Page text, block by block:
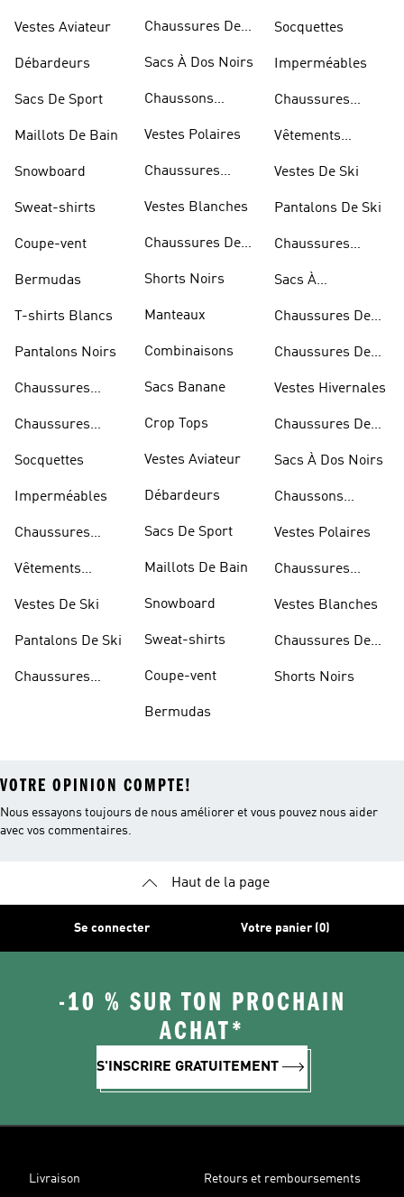
Vestes Aviateur
Débardeurs
Sacs De Sport
Maillots De Bain
Snowboard
Sweat-shirts
Coupe-vent
Bermudas
T-shirts Blancs
Pantalons Noirs
Chaussures
Chaussures
Socquettes
Imperméables
Chaussures
Vêtements
Vestes De Ski
Pantalons De Ski
Chaussures
Chaussures De
Sacs À Dos Noirs
Chaussons
Vestes Polaires
Chaussures
Vestes Blanches
Chaussures De
Shorts Noirs
Manteaux
Combinaisons
Sacs Banane
Crop Tops
Vestes Aviateur
Débardeurs
Sacs De Sport
Maillots De Bain
Snowboard
Sweat-shirts
Coupe-vent
Bermudas
Socquettes
Imperméables
Chaussures
Vêtements
Vestes De Ski
Pantalons De Ski
Chaussures
Sacs À
Chaussures De
Chaussures De
Vestes Hivernales
Chaussures De
Sacs À Dos Noirs
Chaussons
Vestes Polaires
Chaussures
Vestes Blanches
Chaussures De
Shorts Noirs
VOTRE OPINION COMPTE!
Nous essayons toujours de nous améliorer et vous pouvez nous aider
avec vos commentaires.
Haut de la page
Se connecter Votre panier (0)
-10 % SUR TON PROCHAIN
ACHAT*
S'INSCRIRE GRATUITEMENT
Livraison Retours et remboursements